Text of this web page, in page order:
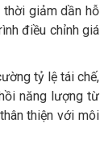
thời giảm dần hỗ
điều chỉnh giá
tỷ lệ tái chế,
năng lượng từ
thiện với môi